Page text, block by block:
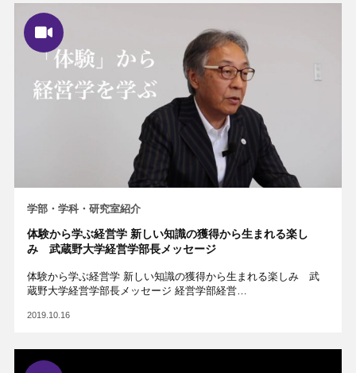
学部・学科・研究室紹介
体験から学ぶ経営学 新しい知識の獲得から生まれる楽し
み 武蔵野大学経営学部長メッセージ
体験から学ぶ経営学 新しい知識の獲得から生まれる楽しみ 武
蔵野大学経営学部長メッセージ 経営学部経営…
2019.10.16